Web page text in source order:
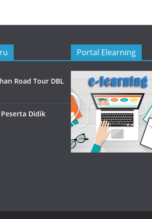
Road Tour DBL
Didik
Portal Elearning